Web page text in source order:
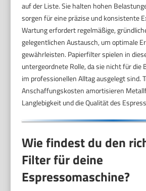
auf der Liste. Sie halten hohen
sorgen für eine präzise und konsistente
Wartung erfordert regelmäßige,
gelegentlichen Austausch, um optimale
gewährleisten. Papierfilter spielen in
untergeordnete Rolle, da sie nicht für die
im professionellen Alltag ausgelegt sind.
Anschaffungskosten amortisieren
Langlebigkeit und die Qualität des
Wie findest du den
Filter für deine
Espressomaschine?